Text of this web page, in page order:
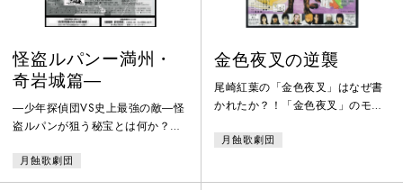
怪盗ルパンー満州・
奇岩城篇―
―少年探偵団VS史上最強の敵―怪
盗ルパンが狙う秘宝とは何か？
の暗闘と略奪が…。その時、明智
探偵と少年探偵団は？
月蝕歌劇団
金色夜叉の逆襲
尾崎紅葉の「金色夜叉」はなぜ書
かれたか？！「金色夜叉」のモデ
とは？「金色夜叉」の謎全てを解
月蝕歌劇団